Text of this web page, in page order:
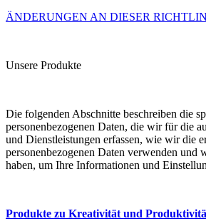
ÄNDERUNGEN AN DIESER
Unsere Produkte
Die folgenden Abschnitte beschreiben die
personenbezogenen Daten, die wir für die
und Dienstleistungen erfassen, wie wir die
personenbezogenen Daten verwenden und
haben, um Ihre Informationen und
Produkte zu Kreativität und